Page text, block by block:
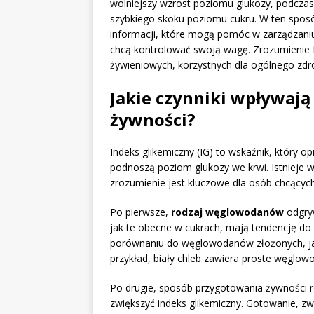
wolniejszy wzrost poziomu glukozy,
szybkiego skoku poziomu cukru. W ten
informacji, które mogą pomóc w
chcą kontrolować swoją wagę.
żywieniowych, korzystnych dla ogólnego
Jakie czynniki
żywności?
Indeks glikemiczny (IG) to wskaźnik, który
podnoszą poziom glukozy we krwi. Istnieje
zrozumienie jest kluczowe dla osób
Po pierwsze, rodzaj węglowodanów
jak te obecne w cukrach, mają tendencję
porównaniu do węglowodanów złożonych,
przykład, biały chleb zawiera proste
Po drugie, sposób przygotowania
zwiększyć indeks glikemiczny. Gotowanie,